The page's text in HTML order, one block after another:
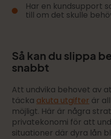
Har en kundsupport
till om det skulle
Så kan du slippa
snabbt
Att undvika behovet av
täcka akuta utgifter är
möjligt. Här är några
privatekonomi för att
situationer där dyra lån